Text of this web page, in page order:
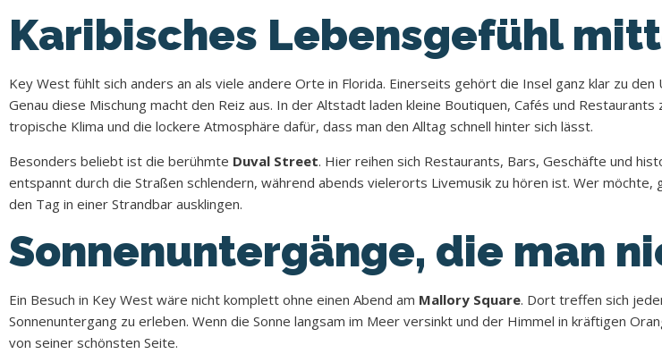
Karibisches Lebensgefühl
Key West fühlt sich anders an als viele andere Orte in Florida. Einerseits gehört die Insel ganz klar zu
Genau diese Mischung macht den Reiz aus. In der Altstadt laden kleine Boutiquen, Cafés und
tropische Klima und die lockere Atmosphäre dafür, dass man den Alltag schnell hinter sich lässt.
Besonders beliebt ist die berühmte Duval Street. Hier reihen sich Restaurants, Bars, Geschäfte und
entspannt durch die Straßen schlendern, während abends vielerorts Livemusik zu hören ist. Wer
den Tag in einer Strandbar ausklingen.
Sonnenuntergänge, die man
Ein Besuch in Key West wäre nicht komplett ohne einen Abend am Mallory Square. Dort treffen sich
Sonnenuntergang zu erleben. Wenn die Sonne langsam im Meer versinkt und der Himmel in kräftigen
von seiner schönsten Seite.